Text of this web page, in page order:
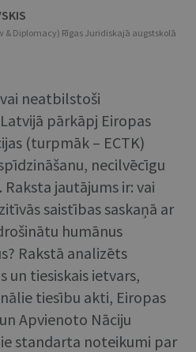
& Diplomacy) Rīgas Juridiskajā augstskolā
neatbilstoši
pārkāpj Eiropas
(turpmāk – ECTK)
necilvēcīgu
jautājums ir: vai
saistības saskaņā ar
humānus
Rakstā analizēts
un tiesiskais ietvars,
tiesību akti, Eiropas
un Apvienoto Nāciju
standarta noteikumi par